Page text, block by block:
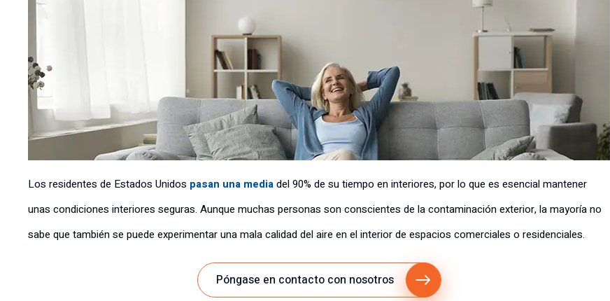
Los residentes de Estados Unidos pasan una mediadel 90% de su tiempo en interiores, por lo que es esencial mantener
unas condiciones interiores seguras. Aunque muchas personas son conscientes de la contaminación exterior, la mayoría no
sabe que también se puede experimentar una mala calidad del aire en el interior de espacios comerciales o residenciales.
Póngase en contacto con nosotros